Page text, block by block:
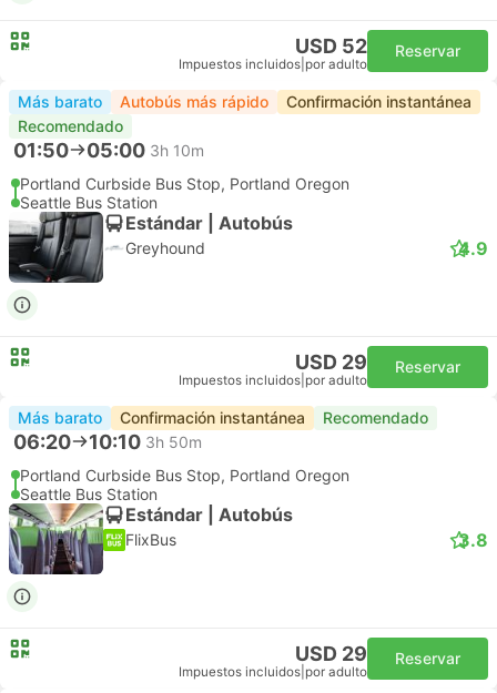
USD 52
Impuestos incluidos por adulto
Reservar
Más barato Autobús más rápido
Confirmación instantánea
Recomendado
01:50 05:00 3h 10m
Portland Curbside Bus Stop, Portland Oregon
Seattle Bus Station
Estándar | Autobús
Greyhound 4.9
USD 29
Impuestos incluidos por adulto
Reservar
Más barato Confirmación instantánea Recomendado
06:20 10:10 3h 50m
Portland Curbside Bus Stop, Portland Oregon
Seattle Bus Station
Estándar | Autobús
FlixBus 3.8
USD 29
Impuestos incluidos por adulto
Reservar